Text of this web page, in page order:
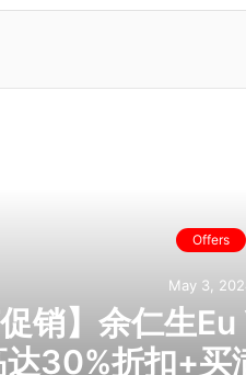
Offers
May 3,
促销】余仁生
30%折扣+买